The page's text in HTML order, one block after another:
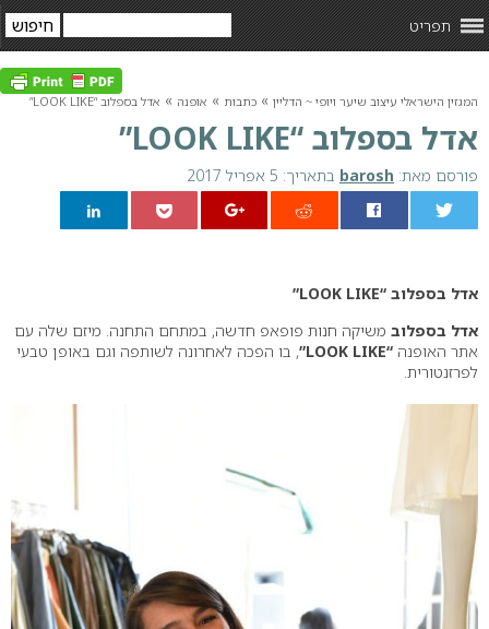
תפריט
המגזין הישראלי עיצוב שיער ויופי ~ הדליין » כתבות » אופנה » אדל בספלוב “LOOK LIKE”
אדל בספלוב “LOOK LIKE”
פורסם מאת: barosh בתאריך: 5 אפריל 2017
אדל בספלוב “LOOK LIKE”
אדל בספלוב משיקה חנות פופאפ חדשה, במתחם התחנה. מיזם שלה עם
אתר האופנה “LOOK LIKE”
, בו הפכה לאחרונה לשותפה וגם באופן טבעי
לפרזנטורית.